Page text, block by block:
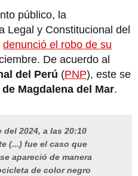
público, la
Legal y Constitucional del
denunció el robo de su
De acuerdo al
del Perú (PNP), este se
Magdalena del Mar.
2024, a las 20:10
(...) fue el caso que
apareció de manera
de color negro